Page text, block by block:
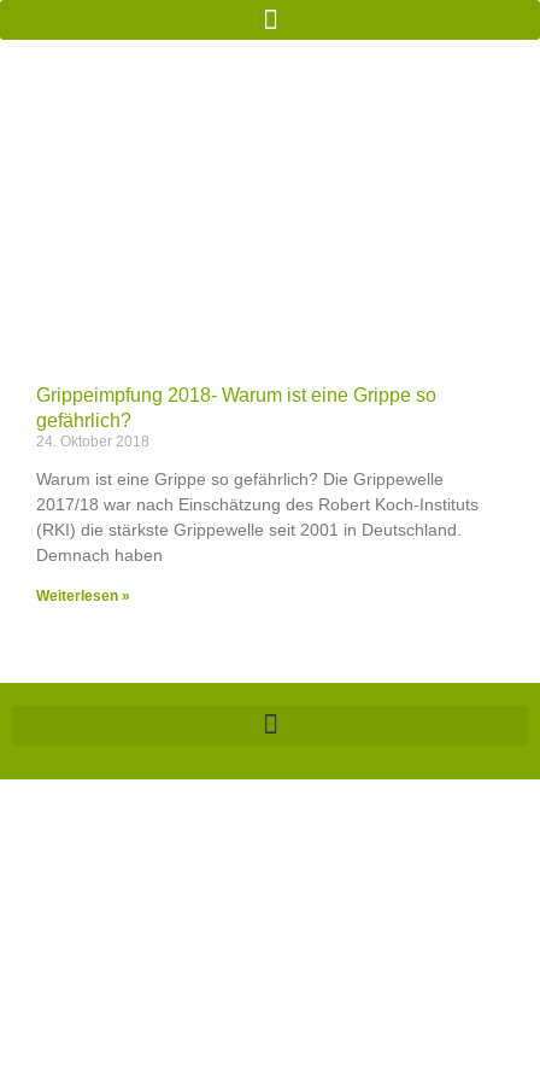
Grippeimpfung 2018- Warum ist eine Grippe so
gefährlich?
24. Oktober 2018
Warum ist eine Grippe so gefährlich? Die Grippewelle
2017/18 war nach Einschätzung des Robert Koch-Instituts
(RKI) die stärkste Grippewelle seit 2001 in Deutschland.
Demnach haben
Weiterlesen »